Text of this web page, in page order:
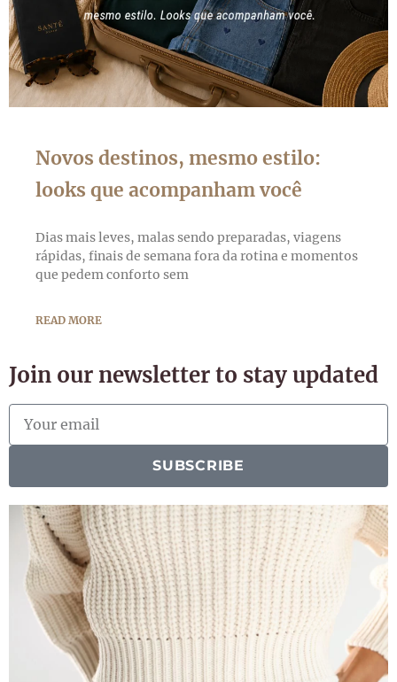
Novos destinos, mesmo estilo:
looks que acompanham você
Dias mais leves, malas sendo preparadas, viagens
rápidas, finais de semana fora da rotina e momentos
que pedem conforto sem
READ MORE
Join our newsletter to stay updated
SUBSCRIBE